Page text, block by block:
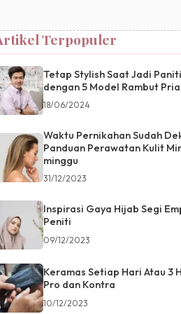
Terpopuler
Tetap Stylish Saat Jadi
dengan 5 Model Rambut
18/06/2024
Waktu Pernikahan Sudah
Panduan Perawatan Kulit
minggu
31/12/2023
Inspirasi Gaya Hijab Segi
Peniti
09/12/2023
Keramas Setiap Hari Atau 3
Pro dan Kontra
10/12/2023